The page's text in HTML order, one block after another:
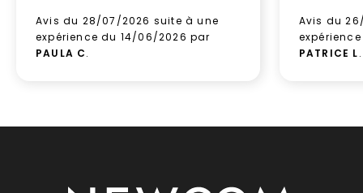
Avis du 28/07/2026 suite à une
expérience du 14/06/2026 par
PAULA C.
Avis du
PATRICE L.